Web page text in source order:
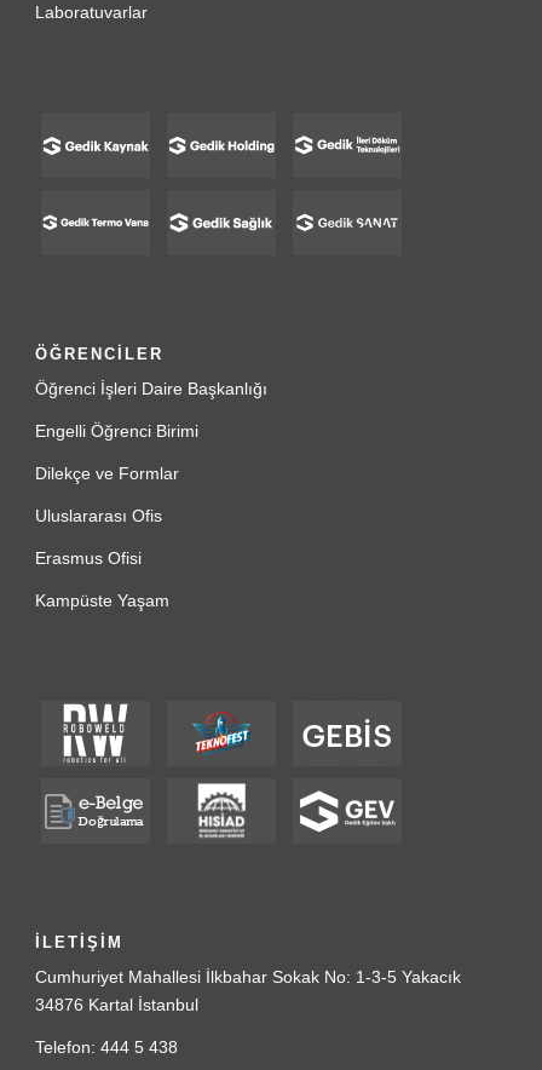
Laboratuvarlar
ÖĞRENCİLER
Öğrenci İşleri Daire Başkanlığı
Engelli Öğrenci Birimi
Dilekçe ve Formlar
Uluslararası Ofis
Erasmus Ofisi
Kampüste Yaşam
İLETİŞİM
Cumhuriyet Mahallesi İlkbahar Sokak No: 1-3-5 Yakacık
34876 Kartal İstanbul
Telefon: 444 5 438